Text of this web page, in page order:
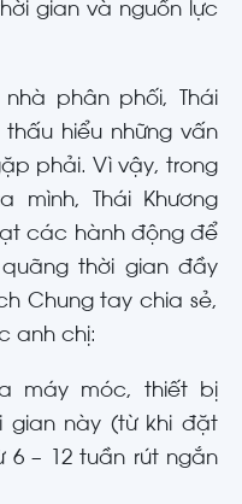
gian và nguồn lực
phân phối, Thái
hiểu những vấn
phải. Vì vậy, trong
mình, Thái Khương
các hành động để
thời gian đầy
Chung tay chia sẻ,
anh chị:
máy móc, thiết bị
gian này (từ khi đặt
6 – 12 tuần rút ngắn